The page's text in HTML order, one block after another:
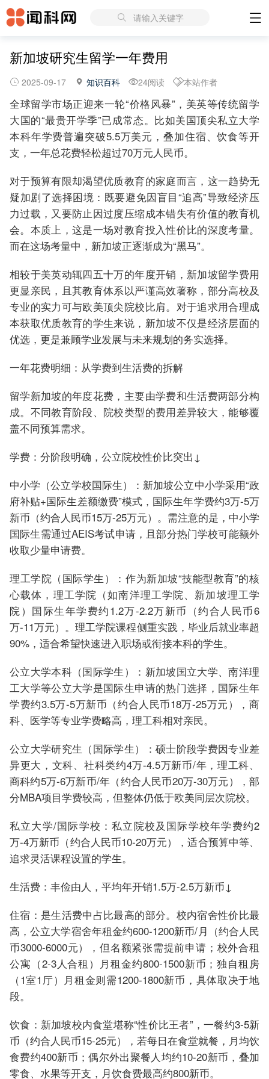
请输入关键字
新加坡研究生留学一年费用
2025-09-17 知识百科 24阅读 本站作者
全球留学市场正迎来一轮“价格风暴”，美英等传统留学
大国的“最贵开学季”已成常态。比如美国顶尖私立大学
本科年学费普遍突破5.5万美元，叠加住宿、饮食等开
支，一年总花费轻松超过70万元人民币。
对于预算有限却渴望优质教育的家庭而言，这一趋势无
疑加剧了选择困境：既要避免因盲目“追高”导致经济压
力过载，又要防止因过度压缩成本错失有价值的教育机
会。本质上，这是一场对教育投入性价比的深度考量。
而在这场考量中，新加坡正逐渐成为“黑马”。
相较于美英动辄四五十万的年度开销，新加坡留学费用
更显亲民，且其教育体系以严谨高效著称，部分高校及
专业的实力可与欧美顶尖院校比肩。对于追求用合理成
本获取优质教育的学生来说，新加坡不仅是经济层面的
优选，更是兼顾学业发展与未来规划的务实选择。
一年花费明细：从学费到生活费的拆解
留学新加坡的年度花费，主要由学费和生活费两部分构
成。不同教育阶段、院校类型的费用差异较大，能够覆
盖不同预算需求。
学费：分阶段明确，公立院校性价比突出↓
中小学（公立学校国际生）：新加坡公立中小学采用“政
府补贴+国际生差额缴费”模式，国际生年学费约3万-5万
新币（约合人民币15万-25万元）。需注意的是，中小学
国际生需通过AEIS考试申请，且部分热门学校可能额外
收取少量申请费。
理工学院（国际学生）：作为新加坡“技能型教育”的核
心载体，理工学院（如南洋理工学院、新加坡理工学
院）国际生年学费约1.2万-2.2万新币（约合人民币6
万-11万元）。理工学院课程侧重实践，毕业后就业率超
90%，适合希望快速进入职场或衔接本科的学生。
公立大学本科（国际学生）：新加坡国立大学、南洋理
工大学等公立大学是国际生申请的热门选择，国际生年
学费约3.5万-5万新币（约合人民币18万-25万元），商
科、医学等专业学费略高，理工科相对亲民。
公立大学研究生（国际学生）：硕士阶段学费因专业差
异更大，文科、社科类约4万-4.5万新币/年，理工科、
商科约5万-6万新币/年（约合人民币20万-30万元），部
分MBA项目学费较高，但整体仍低于欧美同层次院校。
私立大学/国际学校：私立院校及国际学校年学费约2
万-4万新币（约合人民币10-20万元），适合预算中等、
追求灵活课程设置的学生。
生活费：丰俭由人，平均年开销1.5万-2.5万新币↓
住宿：是生活费中占比最高的部分。校内宿舍性价比最
高，公立大学宿舍年租金约600-1200新币/月（约合人民
币3000-6000元），但名额紧张需提前申请；校外合租
公寓（2-3人合租）月租金约800-1500新币；独自租房
（1室1厅）月租金则需1200-1800新币，具体取决于地
段。
饮食：新加坡校内食堂堪称“性价比王者”，一餐约3-5新
币（约合人民币15-25元），若每日在食堂就餐，月均饮
食费约400新币；偶尔外出聚餐人均约10-20新币，叠加
零食、水果等开支，月饮食费最高约800新币。